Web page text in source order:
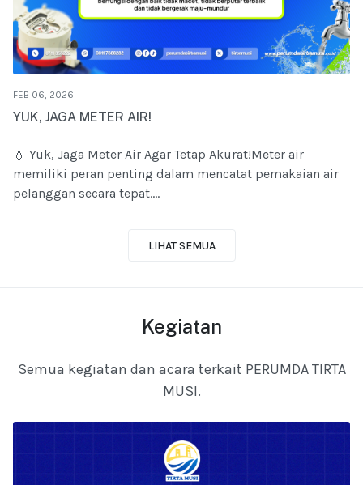
FEB 06, 2026
YUK, JAGA METER AIR!
💧 Yuk, Jaga Meter Air Agar Tetap Akurat!Meter air
memiliki peran penting dalam mencatat pemakaian air
pelanggan secara tepat....
LIHAT SEMUA
Kegiatan
Semua kegiatan dan acara terkait PERUMDA TIRTA
MUSI.